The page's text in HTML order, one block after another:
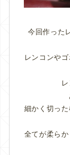
今回作った
レンコンや
細かく切っ
全てが柔ら